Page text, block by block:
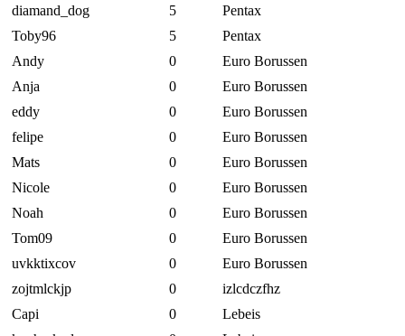
diamand_dog
5
Pentax
Toby96
5
Pentax
Andy
0
Euro Borussen
Anja
0
Euro Borussen
eddy
0
Euro Borussen
felipe
0
Euro Borussen
Mats
0
Euro Borussen
Nicole
0
Euro Borussen
Noah
0
Euro Borussen
Tom09
0
Euro Borussen
uvkktixcov
0
Euro Borussen
zojtmlckjp
0
izlcdczfhz
Capi
0
Lebeis